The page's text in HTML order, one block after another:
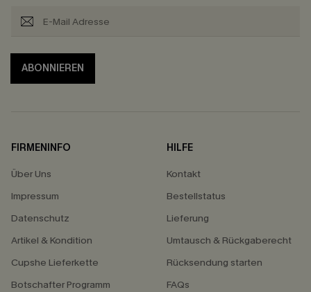
ABONNIEREN
FIRMENINFO
Über Uns
Impressum
Datenschutz
Artikel & Kondition
Cupshe Lieferkette
Botschafter Programm
HILFE
Kontakt
Bestellstatus
Lieferung
Umtausch & Rückgaberecht
Rücksendung starten
FAQs